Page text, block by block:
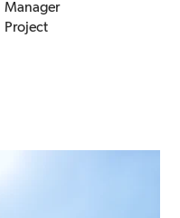
Manager
Project